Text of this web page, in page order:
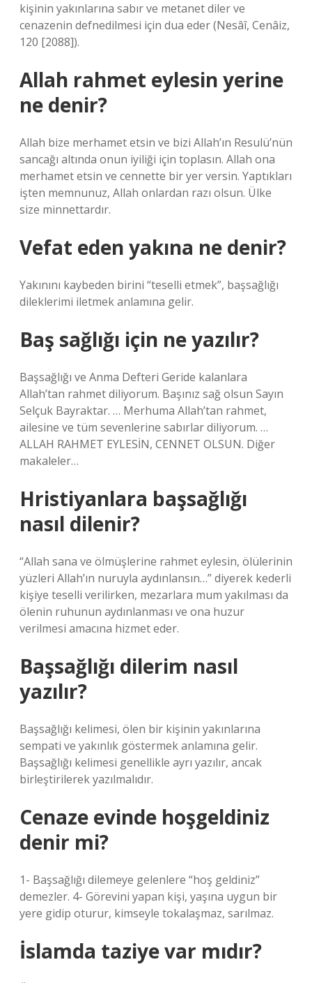
kişinin yakınlarına sabır ve metanet diler ve
cenazenin defnedilmesi için dua eder (Nesâî, Cenâiz,
120 [2088]).
Allah rahmet eylesin yerine
ne denir?
Allah bize merhamet etsin ve bizi Allah’ın Resulü’nün
sancağı altında onun iyiliği için toplasın. Allah ona
merhamet etsin ve cennette bir yer versin. Yaptıkları
işten memnunuz, Allah onlardan razı olsun. Ülke
size minnettardır.
Vefat eden yakına ne denir?
Yakınını kaybeden birini “teselli etmek”, başsağlığı
dileklerimi iletmek anlamına gelir.
Baş sağlığı için ne yazılır?
Başsağlığı ve Anma Defteri Geride kalanlara
Allah’tan rahmet diliyorum. Başınız sağ olsun Sayın
Selçuk Bayraktar. … Merhuma Allah’tan rahmet,
ailesine ve tüm sevenlerine sabırlar diliyorum. …
ALLAH RAHMET EYLESİN, CENNET OLSUN. Diğer
makaleler…
Hristiyanlara başsağlığı
nasıl dilenir?
“Allah sana ve ölmüşlerine rahmet eylesin, ölülerinin
yüzleri Allah’ın nuruyla aydınlansın…” diyerek kederli
kişiye teselli verilirken, mezarlara mum yakılması da
ölenin ruhunun aydınlanması ve ona huzur
verilmesi amacına hizmet eder.
Başsağlığı dilerim nasıl
yazılır?
Başsağlığı kelimesi, ölen bir kişinin yakınlarına
sempati ve yakınlık göstermek anlamına gelir.
Başsağlığı kelimesi genellikle ayrı yazılır, ancak
birleştirilerek yazılmalıdır.
Cenaze evinde hoşgeldiniz
denir mi?
1- Başsağlığı dilemeye gelenlere “hoş geldiniz”
demezler. 4- Görevini yapan kişi, yaşına uygun bir
yere gidip oturur, kimseyle tokalaşmaz, sarılmaz.
İslamda taziye var mıdır?